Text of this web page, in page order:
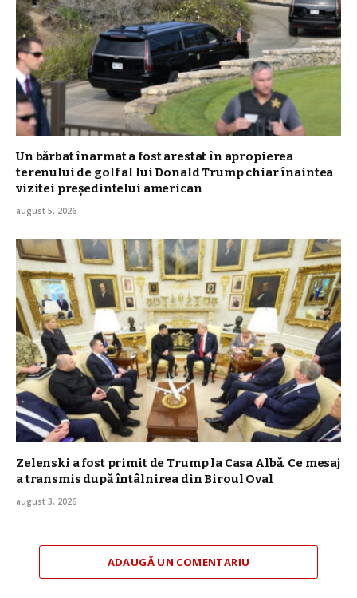
Un bărbat înarmat a fost arestat în apropierea
terenului de golf al lui Donald Trump chiar înaintea
vizitei președintelui american
august 5, 2026
Zelenski a fost primit de Trump la Casa Albă. Ce mesaj
a transmis după întâlnirea din Biroul Oval
august 3, 2026
ADAUGĂ UN COMENTARIU